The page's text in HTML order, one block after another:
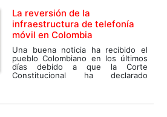
La reversión de la
infraestructura de telefonía
móvil en Colombia
Una buena noticia ha recibido el
pueblo Colombiano en los últimos
días debido a que la Corte
Constitucional ha declarado